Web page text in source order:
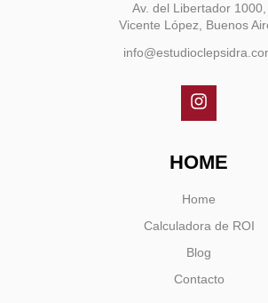
Av. del Libertador 1000,
Vicente López, Buenos
HOME
Home
Calculadora de ROI
Blog
Contacto